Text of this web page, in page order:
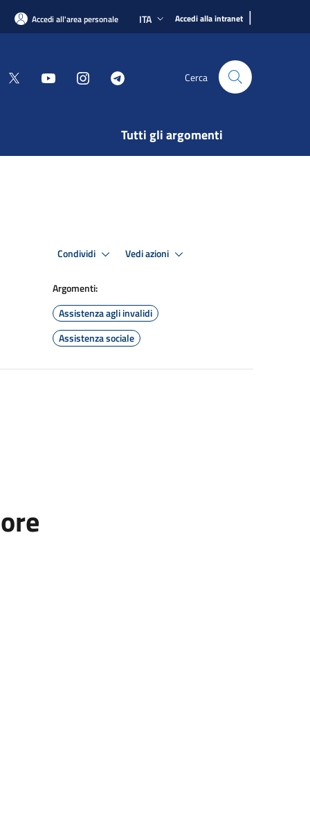
Accedi all'area personale ITA Accedi alla intranet |
Cerca
Tutti gli argomenti
Condividi Vedi azioni
Argomenti:
Assistenza agli invalidi
Assistenza sociale